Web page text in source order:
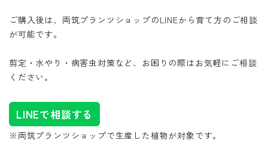
ご購入後は、両筑プランツショップのLINEから育て方のご相談
が可能です。
剪定・水やり・病害虫対策など、お困りの際はお気軽にご相談
ください。
LINEで相談する
※両筑プランツショップで生産した植物が対象です。